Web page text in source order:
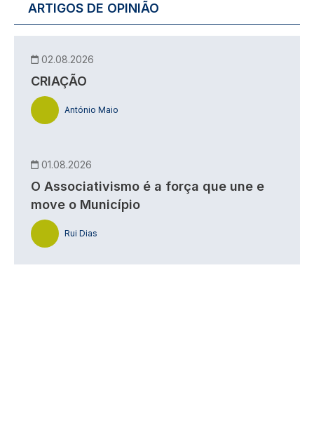
ARTIGOS DE OPINIÃO
02.08.2026
CRIAÇÃO
António Maio
01.08.2026
O Associativismo é a força que une e
move o Município
Rui Dias